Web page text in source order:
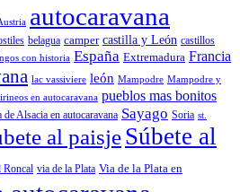
autocaravana
belagua camper castilla y León castillos
con historia España Extremadura Francia
lac vassiviere león Mampodre Mampodre y
en autocaravana pueblos mas bonitos
de Alsacia en autocaravana Sayago Soria st.
al paisjeSúbete al
Roncal via de la Plata Via de la Plata en